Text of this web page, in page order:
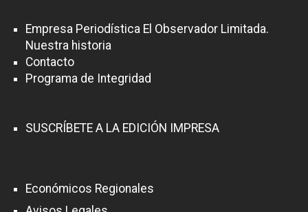
Empresa Periodística El Observador Limitada.
Nuestra historia
Contacto
Programa de Integridad
SUSCRÍBETE A LA EDICIÓN IMPRESA
Económicos Regionales